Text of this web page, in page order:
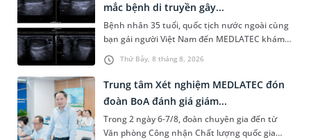
Thứ Bảy, 8 tháng 8, 2026
mắc bệnh di truyền gây...
Bệnh nhân 35 tuổi, quốc tịch nước ngoài cùng
bạn gái người Việt Nam đến MEDLATEC khám
sức khỏe tiền hôn nhân. Qua thăm khám và
làm các xét nghiệm chuyên sâu,...
Trung tâm Xét nghiệm MEDLATEC đón
đoàn BoA đánh giá giám...
Trong 2 ngày 6-7/8, đoàn chuyên gia đến từ
Văn phòng Công nhận Chất lượng quốc gia